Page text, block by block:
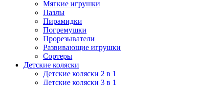
Мягкие игрушки
Пазлы
Пирамидки
Погремушки
Прорезыватели
Развивающие игрушки
Сортеры
Детские коляски
Детские коляски 2 в 1
Детские коляски 3 в 1